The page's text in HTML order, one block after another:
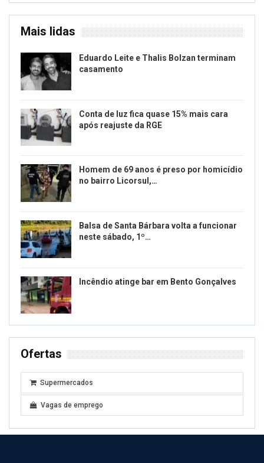
Mais lidas
Eduardo Leite e Thalis Bolzan terminam
casamento
Conta de luz fica quase 15% mais cara
após reajuste da RGE
Homem de 69 anos é preso por homicídio
no bairro Licorsul,…
Balsa de Santa Bárbara volta a funcionar
neste sábado, 1º…
Incêndio atinge bar em Bento Gonçalves
Ofertas
Supermercados
Vagas de emprego